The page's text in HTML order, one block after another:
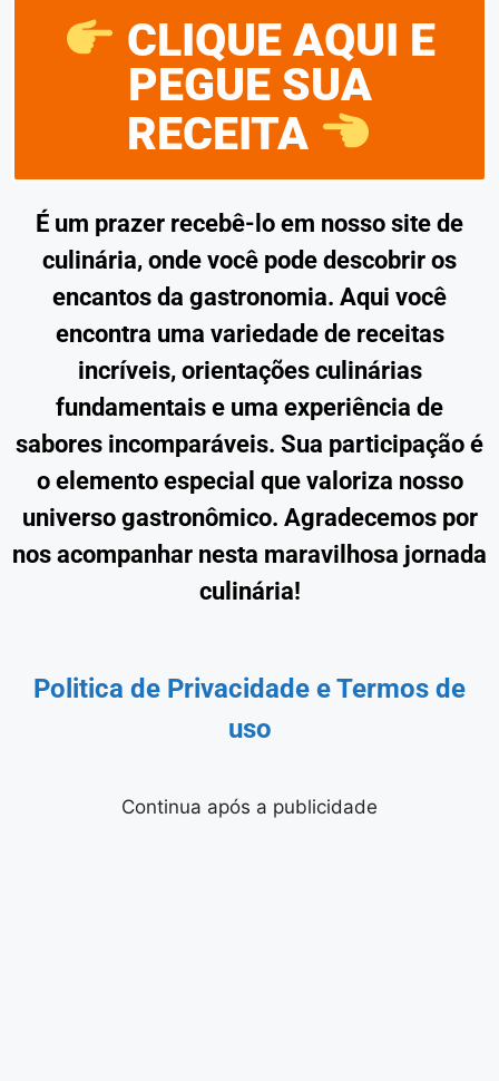
CLIQUE AQUI E
PEGUE SUA
RECEITA
É um prazer recebê-lo em nosso site de
culinária, onde você pode descobrir os
encantos da gastronomia. Aqui você
encontra uma variedade de receitas
incríveis, orientações culinárias
fundamentais e uma experiência de
sabores incomparáveis. Sua participação é
o elemento especial que valoriza nosso
universo gastronômico. Agradecemos por
nos acompanhar nesta maravilhosa jornada
culinária!
Politica de Privacidade e Termos de
uso
Continua após a publicidade